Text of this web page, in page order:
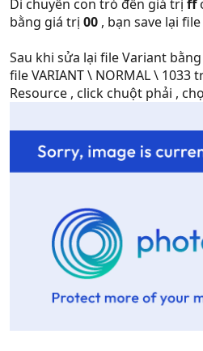
Di chuyển con trỏ đến giá trị ff
bằng giá trị 00 , bạn save lại
Sau khi sửa lại file Variant
file VARIANT \ NORMAL \
Resource , click chuột phải ,